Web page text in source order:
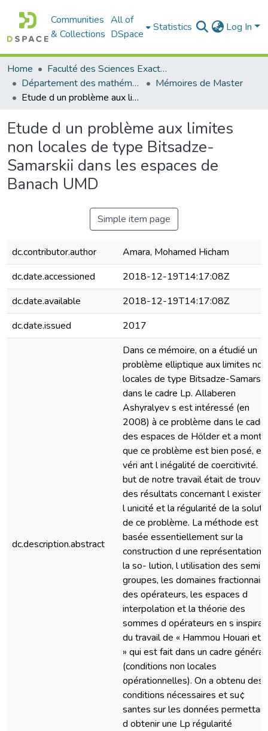
Communities
& Collections
All of
DSpace
Statistics Log In
Home
Faculté des Sciences Exactes et de l'Informatique
Département des mathématiques et informatique
Mémoires de Master
Etude d un problème aux limites non locales de type Bitsadze-Samarskii dans les espaces de Banach UMD
Etude d un problème aux limites
non locales de type Bitsadze-
Samarskii dans les espaces de
Banach UMD
Simple item page
dc.contributor.author
Amara, Mohamed Hicham
dc.date.accessioned
2018-12-19T14:17:08Z
dc.date.available
2018-12-19T14:17:08Z
dc.date.issued
2017
dc.description.abstract
Dans ce mémoire, on a étudié un
problème elliptique aux limites non
locales de type Bitsadze-
dans le cadre Lp. Allaberen
Ashyralyev s est intéressé (en
2008) à ce problème dans le cadre
des espaces de Hölder et a
que ce problème est bien posé, en
véri ant l inégalité de coercitivité.
but de notre travail était de trouver
des résultats concernant l
l unicité et la régularité de la
de ce problème. La méthode est
basée essentiellement sur la
construction d une représentation
la so- lution, l utilisation des semi-
groupes, les domaines
des opérateurs, les espaces d
interpolation et la théorie des
sommes d opérateurs en s
du travail de « Hammou Houari et
» qui est fait dans un cadre général
(conditions non locales
opérationnelles). On a obtenu des
conditions nécessaires et su¢
santes sur les données permettant
d obtenir une Lp régularité